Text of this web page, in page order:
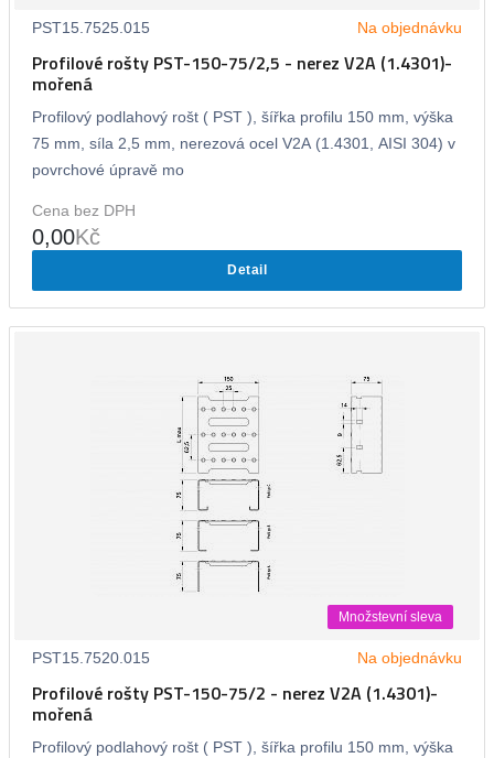
PST15.7525.015 Na objednávku
Profilové rošty PST-150-75/2,5 - nerez V2A (1.4301)-
mořená
Profilový podlahový rošt ( PST ), šířka profilu 150 mm, výška
75 mm, síla 2,5 mm, nerezová ocel V2A (1.4301, AISI 304) v
povrchové úpravě mo
Cena bez DPH
0,00Kč
Detail
Množstevní sleva
PST15.7520.015 Na objednávku
Profilové rošty PST-150-75/2 - nerez V2A (1.4301)-
mořená
Profilový podlahový rošt ( PST ), šířka profilu 150 mm, výška